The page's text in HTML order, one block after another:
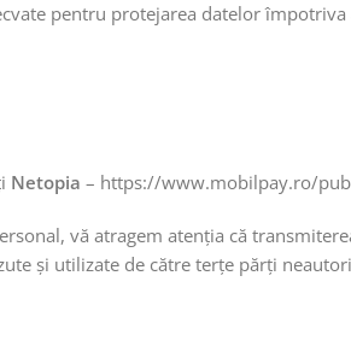
pentru protejarea datelor
Netopia – https://www.mobilpay.ro/
vă atragem atenţia că
şi utilizate de către terţe părţi